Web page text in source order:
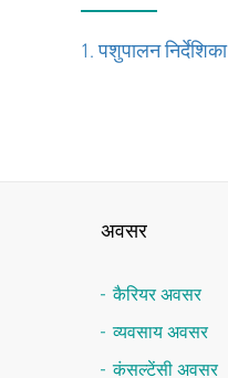
1. पशुपालन निर्देशिका
अवसर
कैरियर अवसर
व्यवसाय अवसर
कंसल्टेंसी अवसर